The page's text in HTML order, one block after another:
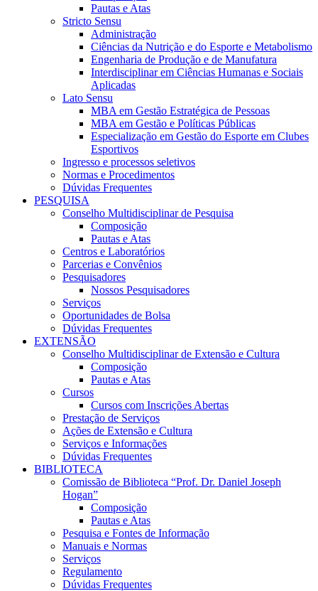
Pautas e Atas
Stricto Sensu
Administração
Ciências da Nutrição e do Esporte e Metabolismo
Engenharia de Produção e de Manufatura
Interdisciplinar em Ciências Humanas e Sociais
Aplicadas
Lato Sensu
MBA em Gestão Estratégica de Pessoas
MBA em Gestão e Políticas Públicas
Especialização em Gestão do Esporte em Clubes
Esportivos
Ingresso e processos seletivos
Normas e Procedimentos
Dúvidas Frequentes
PESQUISA
Conselho Multidisciplinar de Pesquisa
Composição
Pautas e Atas
Centros e Laboratórios
Parcerias e Convênios
Pesquisadores
Nossos Pesquisadores
Serviços
Oportunidades de Bolsa
Dúvidas Frequentes
EXTENSÃO
Conselho Multidisciplinar de Extensão e Cultura
Composição
Pautas e Atas
Cursos
Cursos com Inscrições Abertas
Prestação de Serviços
Ações de Extensão e Cultura
Serviços e Informações
Dúvidas Frequentes
BIBLIOTECA
Comissão de Biblioteca “Prof. Dr. Daniel Joseph
Hogan”
Composição
Pautas e Atas
Pesquisa e Fontes de Informação
Manuais e Normas
Serviços
Regulamento
Dúvidas Frequentes